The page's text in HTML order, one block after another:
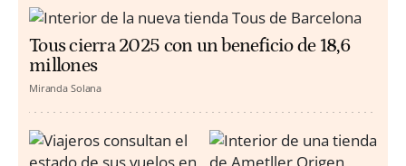
Tous cierra 2025 con un beneficio de 18,6
millones
Miranda Solana